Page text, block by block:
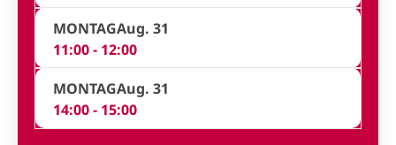
MONTAGAug. 31
11:00 - 12:00
MONTAGAug. 31
14:00 - 15:00